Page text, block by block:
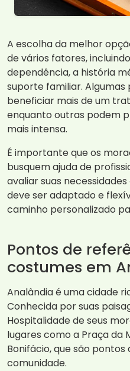
A escolha da melhor
de vários fatores,
dependência, a história
suporte familiar. Algumas
beneficiar mais de um
enquanto outras podem
mais intensa.
É importante que os
busquem ajuda de
avaliar suas
deve ser adaptado e
caminho personalizado
Pontos de
costumes em
Analândia é uma cidade
Conhecida por suas
Hospitalidade de seus
lugares como a Praça da
Bonifácio, que são
comunidade.